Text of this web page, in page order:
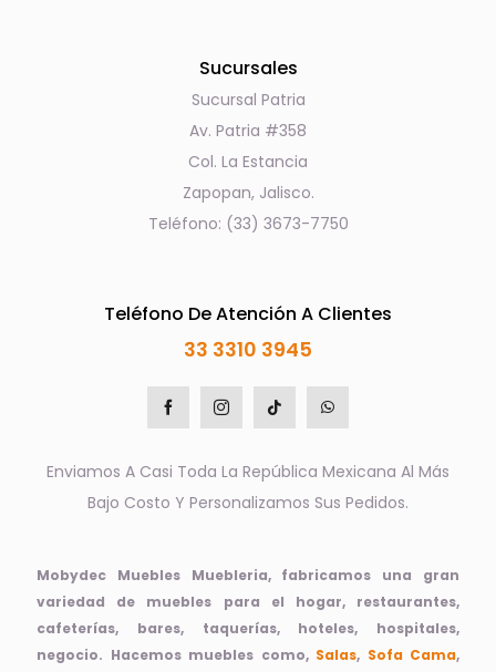
Sucursales
Sucursal Patria
Av. Patria #358
Col. La Estancia
Zapopan, Jalisco.
Teléfono: (33) 3673-7750
Teléfono De Atención A Clientes
33 3310 3945
Enviamos A Casi Toda La República Mexicana Al Más
Bajo Costo Y Personalizamos Sus Pedidos.
Mobydec Muebles Muebleria, fabricamos una gran
variedad de muebles para el hogar, restaurantes,
cafeterías, bares, taquerías, hoteles, hospitales,
negocio. Hacemos muebles como, Salas, Sofa Cama,